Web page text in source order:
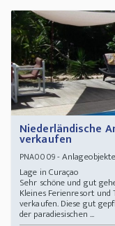
Niederländische
verkaufen
PNA0009-
Lage in Curaçao
Sehr schöne und gut
Kleines Ferienresort
verkaufen. Diese gut
der paradiesischen ...